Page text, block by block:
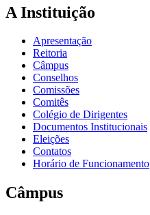
A Instituição
Apresentação
Reitoria
Câmpus
Conselhos
Comissões
Comitês
Colégio de Dirigentes
Documentos Institucionais
Eleições
Contatos
Horário de Funcionamento
Câmpus